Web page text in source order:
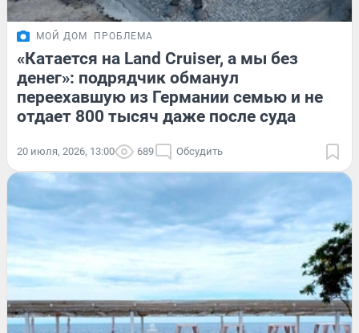
МОЙ ДОМ ПРОБЛЕМА
«Катается на Land Cruiser, а мы без
денег»: подрядчик обманул
переехавшую из Германии семью и не
отдает 800 тысяч даже после суда
20 июля, 2026, 13:00 689 Обсудить